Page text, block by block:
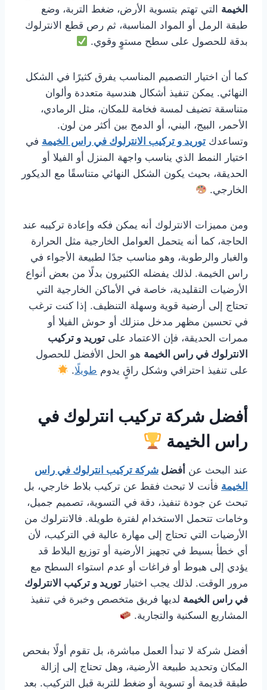
الخيمة التي تهتم بتسوية الأرض، ضغط التربة، وضع
طبقة الرمل أو المواد المناسبة، ثم رص قطع الانترلوك
بدقة للحصول على سطح مستوٍ وقوي.
كما أن اختيار التصميم المناسب يفرق كثيرًا في الشكل
النهائي. يمكن تنفيذ أشكال هندسية متعددة وألوان
متناسقة تضيف لمسة فخامة للمكان، مثل الرمادي،
الأحمر، البيج، البني، أو الدمج بين أكثر من لون.
وتساعدك توريد و تركيب الانترلوك في راس الخيمة في
اختيار النمط الذي يناسب واجهة المنزل أو الفيلا أو
الحديقة، بحيث يكون الشكل النهائي متناسقًا مع الديكور
الخارجي.
ومن مميزات الانترلوك أنه يمكن فكه وإعادة تركيبه عند
الحاجة، كما أنه يتحمل العوامل الخارجية مثل الحرارة
والغبار والرطوبة، وهو مناسب جدًا لطبيعة الأجواء في
راس الخيمة. لذلك يفضله الكثيرون بدلًا من بعض أنواع
الأرضيات التقليدية، خاصة في الأماكن الخارجية التي
تحتاج إلى أرضية قوية وسهلة التنظيف. إذا كنت ترغب
في تحسين مظهر مدخل منزلك أو حوش الفيلا أو
ممرات الحديقة، فإن الاعتماد على توريد و تركيب
الانترلوك في راس الخيمة هو الحل الأفضل للحصول
على تنفيذ احترافي وشكل راقٍ يدوم طويلًا.
أفضل شركة تركيب انترلوك في
راس الخيمة
عند البحث عن أفضل شركة تركيب انترلوك في راس
الخيمة فأنت لا تبحث فقط عن تركيب بلاط خارجي، بل
تبحث عن جودة تنفيذ، دقة في التسوية، تصميم جميل،
وخامات تتحمل الاستخدام لفترة طويلة. فالانترلوك من
الأرضيات التي تحتاج إلى مهارة عالية في التركيب، لأن
أي خطأ بسيط في تجهيز الأرضية أو توزيع البلاط قد
يؤدي إلى هبوط أو فراغات أو عدم استواء السطح مع
مرور الوقت. لذلك يجب اختيار توريد و تركيب الانترلوك
في راس الخيمة لديها فريق متخصص وخبرة في تنفيذ
المشاريع السكنية والتجارية.
أفضل شركة لا تبدأ العمل مباشرة، بل تقوم أولًا بفحص
المكان وتحديد طبيعة الأرضية، وهل تحتاج إلى إزالة
طبقة قديمة أو تسوية أو ضغط للتربة قبل التركيب. بعد